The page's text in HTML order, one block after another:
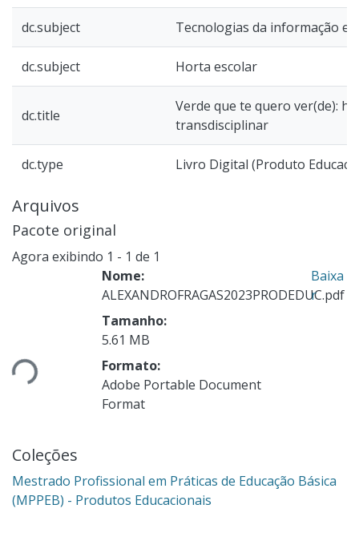
dc.subject Tecnologias da informação e
dc.subject Horta escolar
dc.title
Verde que te quero ver(de):
transdisciplinar
dc.type Livro Digital (Produto
Arquivos
Pacote original
Agora exibindo 1 - 1 de 1
Nome:
ALEXANDROFRAGAS2023PRODEDUC.pdf
Tamanho:
5.61 MB
Formato:
Adobe Portable Document
Format
Baixa
r
Coleções
Mestrado Profissional em Práticas de Educação Básica
(MPPEB) - Produtos Educacionais